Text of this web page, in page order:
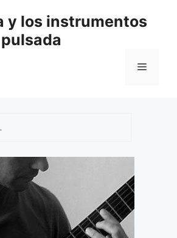
y los instrumentos
Menú